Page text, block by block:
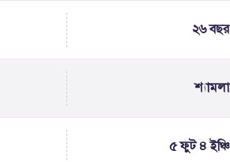
২৬ বছর
শ্যামলা
৫ ফুট ৪ ইঞ্চি